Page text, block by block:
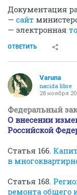
Документация
— сайт
— электронная
ОТВЕТИТЬ
Varuna
nacida libre
28 ноября
Федеральный
О внесении
Российской
Статья 166.
в
Статья 168.
ремонта общего